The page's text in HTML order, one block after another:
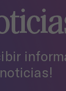
noticias!